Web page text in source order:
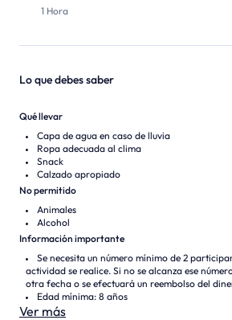
1 Hora
Lo que debes saber
Qué llevar
Capa de agua en caso de lluvia
Ropa adecuada al clima
Snack
Calzado apropiado
No permitido
Animales
Alcohol
Información importante
Se necesita un número mínimo de 2
actividad se realice. Si no se alcanza ese
otra fecha o se efectuará un reembolso del
Edad mínima: 8 años
Ver más